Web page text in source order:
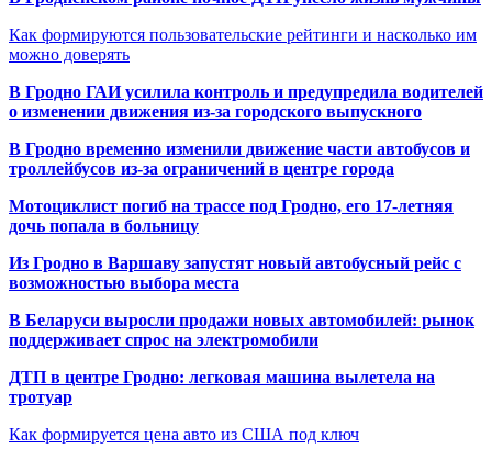
Как формируются пользовательские рейтинги и насколько им
можно доверять
В Гродно ГАИ усилила контроль и предупредила водителей
о изменении движения из-за городского выпускного
В Гродно временно изменили движение части автобусов и
троллейбусов из-за ограничений в центре города
Мотоциклист погиб на трассе под Гродно, его 17-летняя
дочь попала в больницу
Из Гродно в Варшаву запустят новый автобусный рейс с
возможностью выбора места
В Беларуси выросли продажи новых автомобилей: рынок
поддерживает спрос на электромобили
ДТП в центре Гродно: легковая машина вылетела на
тротуар
Как формируется цена авто из США под ключ